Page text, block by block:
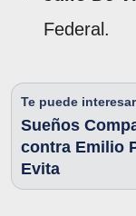
Federal.
Te puede
Sueños
contra Emilio
Evita